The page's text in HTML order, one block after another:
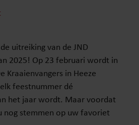
uitreiking van de JND
2025! Op 23 februari wordt in
Kraaienvangers in Heeze
feestnummer dé
het jaar wordt. Maar voordat
nog stemmen op uw favoriet